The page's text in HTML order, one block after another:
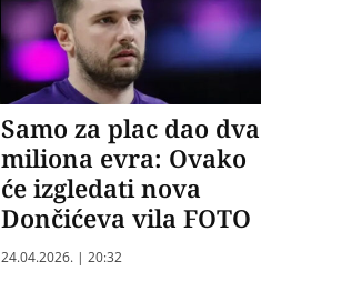
Samo za plac dao dva
miliona evra: Ovako
će izgledati nova
Dončićeva vila FOTO
24.04.2026. | 20:32